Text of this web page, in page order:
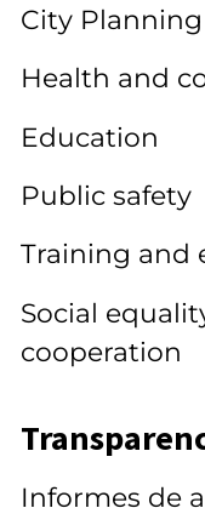
City
Health and
Education
Public safety
Training and
Social
cooperation
Informes de